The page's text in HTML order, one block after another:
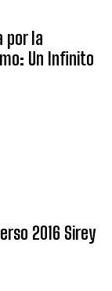
por la
Un Infinito
2016 Sirey